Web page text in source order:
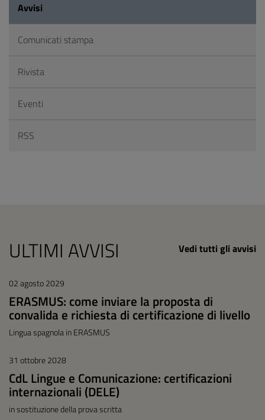
Avvisi
Comunicati stampa
Rivista
Eventi
RSS
ULTIMI AVVISI Vedi tutti gli avvisi
02 agosto 2029
ERASMUS: come inviare la proposta di
convalida e richiesta di certificazione di livello
Lingua spagnola in ERASMUS
31 ottobre 2028
CdL Lingue e Comunicazione: certificazioni
internazionali (DELE)
in sostituzione della prova scritta